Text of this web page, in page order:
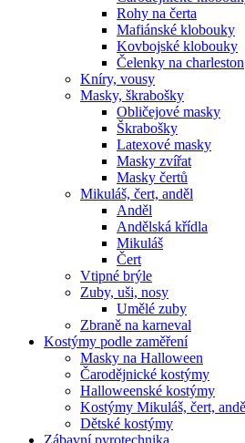
Rohy na čerta
Mafiánské klobouky
Kovbojské klobouky
Čelenky na charleston
Kníry, vousy
Masky, škrabošky
Obličejové masky
Škrabošky
Latexové masky
Masky zvířat
Masky čertů
Mikuláš, čert, anděl
Anděl
Andělská křídla
Mikuláš
Čert
Vtipné brýle
Zuby, uši, nosy
Umělé zuby
Zbraně na karneval
Kostýmy podle zaměření
Masky na Halloween
Čarodějnické kostýmy
Halloweenské kostýmy
Kostýmy Mikuláš, čert,
Dětské kostýmy
Zábavní pyrotechnika